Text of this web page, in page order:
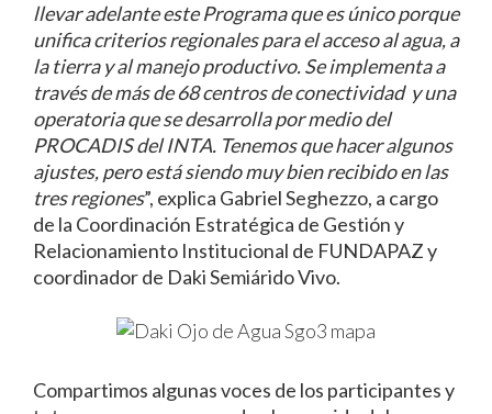
llevar adelante este Programa que es único porque
unifica criterios regionales para el acceso al agua, a
la tierra y al manejo productivo. Se implementa a
través de más de 68 centros de conectividad y una
operatoria que se desarrolla por medio del
PROCADIS del INTA. Tenemos que hacer algunos
ajustes, pero está siendo muy bien recibido en las
tres regiones”, explica Gabriel Seghezzo, a cargo
de la Coordinación Estratégica de Gestión y
Relacionamiento Institucional de FUNDAPAZ y
coordinador de Daki Semiárido Vivo.
Compartimos algunas voces de los participantes y